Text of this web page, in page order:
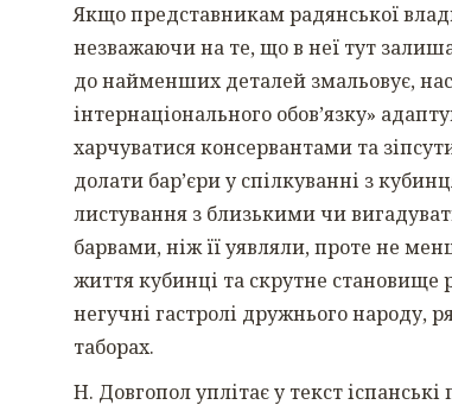
Якщо представникам радянської
незважаючи на те, що в неї тут
до найменших деталей змальовує,
інтернаціонального обов’язку»
харчуватися консервантами та
долати бар’єри у спілкуванні з
листування з близькими чи
барвами, ніж її уявляли, проте не
життя кубинці та скрутне
негучні гастролі дружнього народу,
таборах.
Н. Довгопол уплітає у текст іспанські